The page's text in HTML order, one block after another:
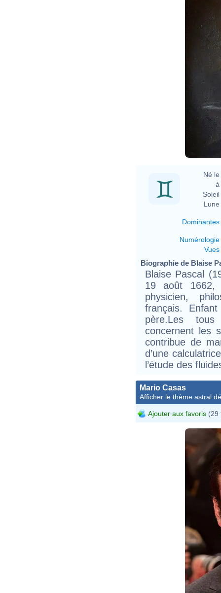
Né le
à
Soleil
Lune
Dominantes
Numérologie
Vues
Biographie de Blaise
Blaise Pascal
19 août 1662,
physicien,
français.
père.Les
concernent les
contribue de
d’une
l’étude des
Mario Casas
Afficher le thème astral
Ajouter aux favoris (29